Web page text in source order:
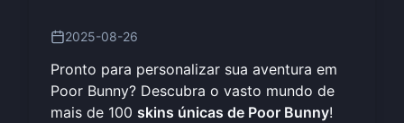
2025-08-26
Pronto para personalizar sua aventura em
Poor Bunny? Descubra o vasto mundo de
mais de 100 skins únicas de Poor Bunny!